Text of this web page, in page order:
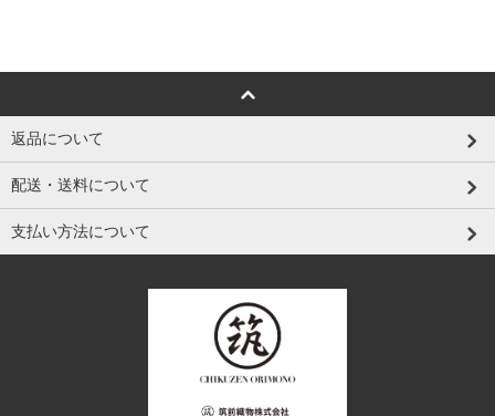
返品について
配送・送料について
支払い方法について